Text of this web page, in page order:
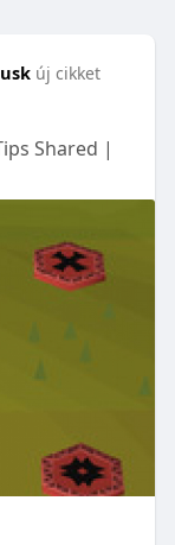
új cikket
Shared |